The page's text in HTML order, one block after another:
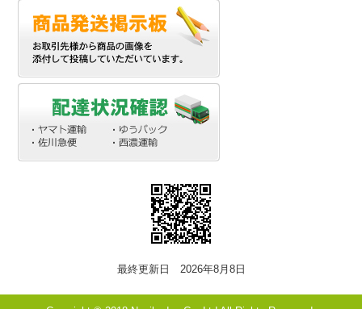
最終更新日 2026年8月8日